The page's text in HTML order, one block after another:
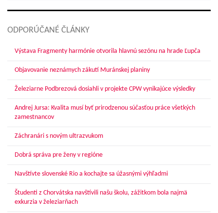
ODPORÚČANÉ ČLÁNKY
Výstava Fragmenty harmónie otvorila hlavnú sezónu na hrade Ľupča
Objavovanie neznámych zákutí Muránskej planiny
Železiarne Podbrezová dosiahli v projekte CPW vynikajúce výsledky
Andrej Jursa: Kvalita musí byť prirodzenou súčasťou práce všetkých
zamestnancov
Záchranári s novým ultrazvukom
Dobrá správa pre ženy v regióne
Navštívte slovenské Rio a kochajte sa úžasnými výhľadmi
Študenti z Chorvátska navštívili našu školu, zážitkom bola najmä
exkurzia v železiarňach